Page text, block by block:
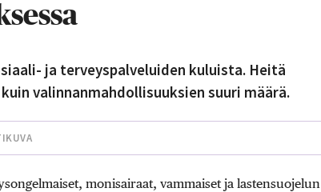
ja terveyspalveluiden kuluista. Heitä
valinnanmahdollisuuksien suuri määrä.
monisairaat, vammaiset ja lastensuojelun